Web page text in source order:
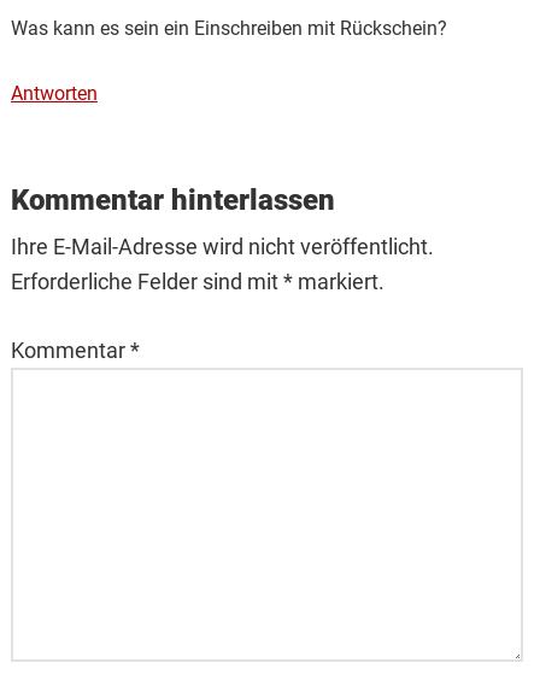
Was kann es sein ein Einschreiben mit Rückschein?
Antworten
Kommentar hinterlassen
Ihre E-Mail-Adresse wird nicht veröffentlicht.
Erforderliche Felder sind mit * markiert.
Kommentar*